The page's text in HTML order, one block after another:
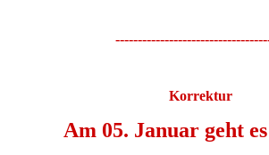
Korrektur
Am 05. Januar geht